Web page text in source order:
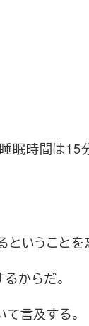
眠時間は15
いうことを
からだ。
言及する。